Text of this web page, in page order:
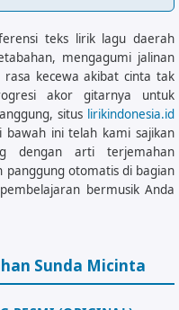
teks lirik lagu daerah
mengagumi jalinan
kecewa akibat cinta tak
akor gitarnya untuk
situs lirikindonesia.id
bawah ini telah kami sajikan
dengan arti terjemahan
panggung otomatis di bagian
bermusik Anda
Sunda Micinta